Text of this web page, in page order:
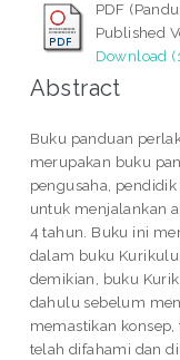
PDF
Published
Download
Abstract
Buku panduan
merupakan buku
pengusaha,
untuk menjalankan
4 tahun. Buku ini
dalam buku
demikian, buku
dahulu sebelum
memastikan
telah difahami dan